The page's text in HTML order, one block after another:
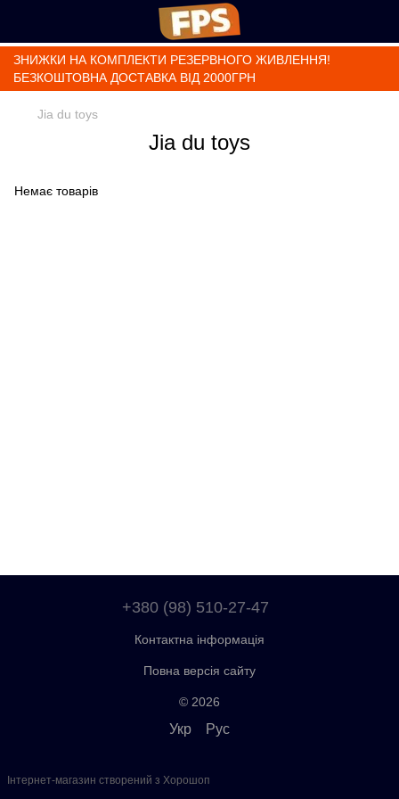
ЗНИЖКИ НА КОМПЛЕКТИ РЕЗЕРВНОГО ЖИВЛЕННЯ!
БЕЗКОШТОВНА ДОСТАВКА ВІД 2000ГРН
Jia du toys
Jia du toys
Немає товарів
+380 (98) 510-27-47
Контактна інформація
Повна версія сайту
© 2026
Укр Рус
Інтернет-магазин створений з Хорошоп